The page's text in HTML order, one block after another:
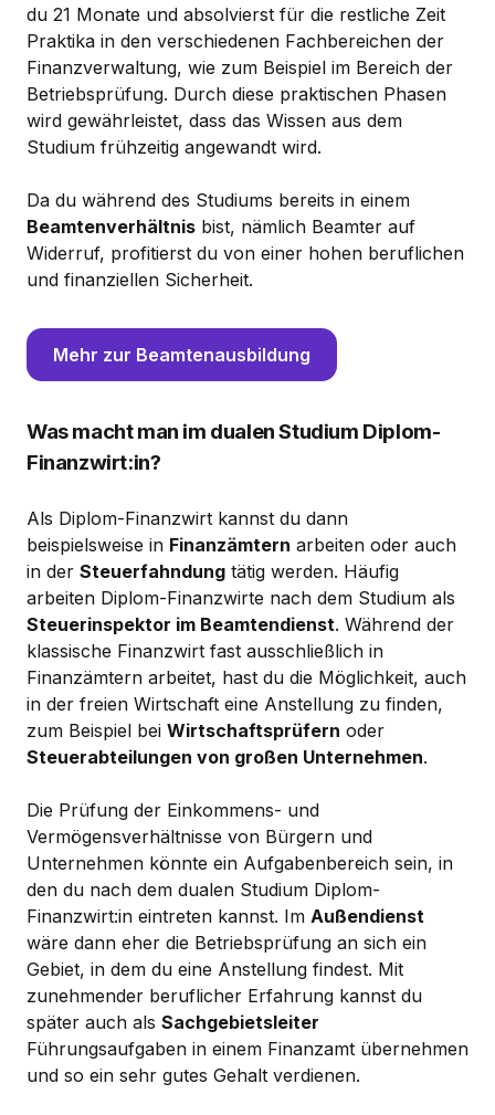
du 21 Monate und absolvierst für die restliche Zeit
Praktika in den verschiedenen Fachbereichen der
Finanzverwaltung, wie zum Beispiel im Bereich der
Betriebsprüfung. Durch diese praktischen Phasen
wird gewährleistet, dass das Wissen aus dem
Studium frühzeitig angewandt wird.
Da du während des Studiums bereits in einem
Beamtenverhältnis bist, nämlich Beamter auf
Widerruf, profitierst du von einer hohen beruflichen
und finanziellen Sicherheit.
Mehr zur Beamtenausbildung
Was macht man im dualen Studium Diplom-
Finanzwirt:in?
Als Diplom-Finanzwirt kannst du dann
beispielsweise in Finanzämtern arbeiten oder auch
in der Steuerfahndung tätig werden. Häufig
arbeiten Diplom-Finanzwirte nach dem Studium als
Steuerinspektor im Beamtendienst. Während der
klassische Finanzwirt fast ausschließlich in
Finanzämtern arbeitet, hast du die Möglichkeit, auch
in der freien Wirtschaft eine Anstellung zu finden,
zum Beispiel bei Wirtschaftsprüfern oder
Steuerabteilungen von großen Unternehmen.
Die Prüfung der Einkommens- und
Vermögensverhältnisse von Bürgern und
Unternehmen könnte ein Aufgabenbereich sein, in
den du nach dem dualen Studium Diplom-
Finanzwirt:in eintreten kannst. Im Außendienst
wäre dann eher die Betriebsprüfung an sich ein
Gebiet, in dem du eine Anstellung findest. Mit
zunehmender beruflicher Erfahrung kannst du
später auch als Sachgebietsleiter
Führungsaufgaben in einem Finanzamt übernehmen
und so ein sehr gutes Gehalt verdienen.